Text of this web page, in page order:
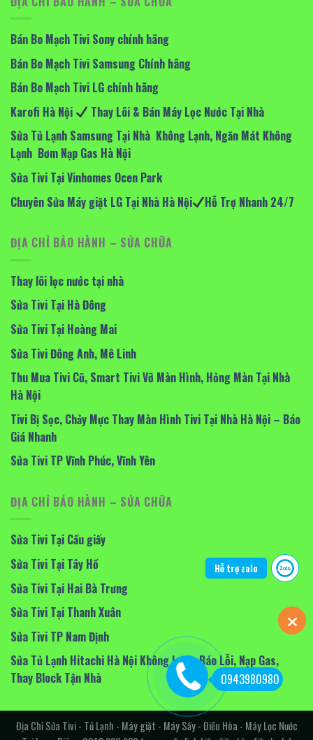
Bán Bo Mạch Tivi Sony chính hãng
Bán Bo Mạch Tivi Samsung Chính hãng
Bán Bo Mạch Tivi LG chính hãng
Karofi Hà Nội
Thay Lõi & Bán Máy Lọc Nước Tại Nhà
Sửa Tủ Lạnh Samsung Tại Nhà Không Lạnh, Ngăn Mát Không
Lạnh Bơm Nạp Gas Hà Nội
Sửa Tivi Tại Vinhomes Ocen Park
Chuyên Sửa Máy giặt LG Tại Nhà Hà Nội
Hỗ Trợ Nhanh 24/7
ĐỊA CHỈ BẢO HÀNH – SỬA CHỮA
Thay lõi lọc nước tại nhà
Sửa Tivi Tại Hà Đông
Sửa Tivi Tại Hoàng Mai
Sửa Tivi Đông Anh, Mê Linh
Thu Mua Tivi Cũ, Smart Tivi Vỡ Màn Hình, Hỏng Màn Tại Nhà
Hà Nội
Tivi Bị Sọc, Chảy Mực Thay Màn Hình Tivi Tại Nhà Hà Nội – Báo
Giá Nhanh
Sửa Tivi TP Vĩnh Phúc, Vĩnh Yên
ĐỊA CHỈ BẢO HÀNH – SỬA CHỮA
Sửa Tivi Tại Cầu giấy
Sửa Tivi Tại Tây Hồ
Sửa Tivi Tại Hai Bà Trưng
Sửa Tivi Tại Thanh Xuân
Sửa Tivi TP Nam Định
Sửa Tủ Lạnh Hitachi Hà Nội Không Lạnh, Báo Lỗi, Nạp Gas,
Thay Block Tận Nhà
Địa Chỉ Sửa Tivi - Tủ Lạnh - Máy giặt - Máy Sấy - Điều Hòa - Máy Lọc Nước
0943980980
Hỗ trợ zalo